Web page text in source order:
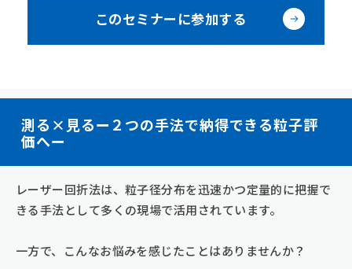
このセミナーに参加する
測る×見るー２つの手法で納得できる粒子評
価へー
レーザー回折法は、粒子径分布を迅速かつ定量的に把握で
きる手法として多くの現場で活用されています。
一方で、こんなお悩みを感じたことはありませんか？